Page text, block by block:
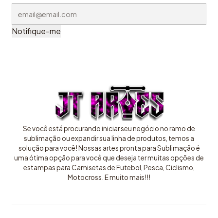
Notifique-me
Se você está procurando iniciar seu negócio no ramo de
sublimação ou expandir sua linha de produtos, temos a
solução para você! Nossas artes pronta para Sublimação é
uma ótima opção para você que deseja ter muitas opções de
estampas para Camisetas de Futebol, Pesca, Ciclismo,
Motocross. E muito mais!!!